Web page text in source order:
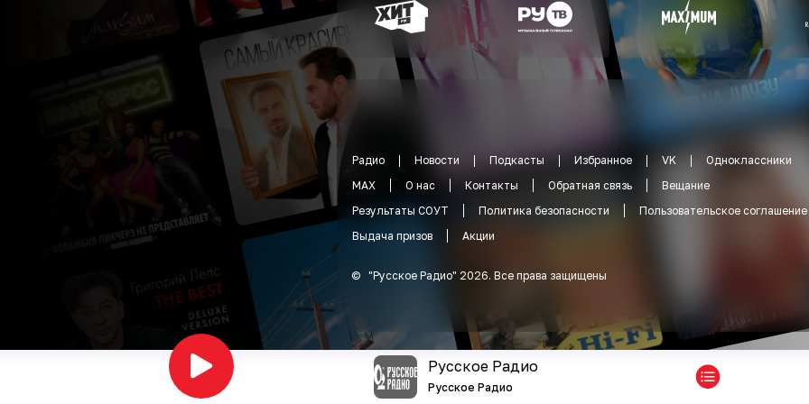
Радио Новости Подкасты Избранное VK
Одноклассники
MAX
О нас Контакты Обратная связь
Вещание
Результаты СОУТ
Политика безопасности
Пользовательское соглашение
Выдача призов
Акции
© "Русское Радио" 2026. Все права защищены
Русское Радио
Русское Радио